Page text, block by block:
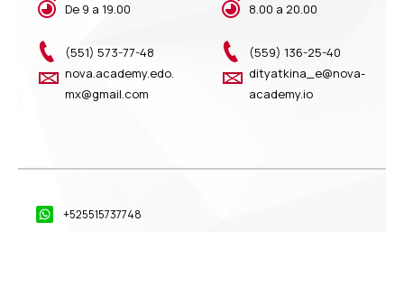
De 9 a 19.00
(551) 573-77-48
nova.academy.edo.
mx@gmail.com
8.00 a 20.00
(559) 136-25-40
dityatkina_e@nova-
academy.io
+525515737748